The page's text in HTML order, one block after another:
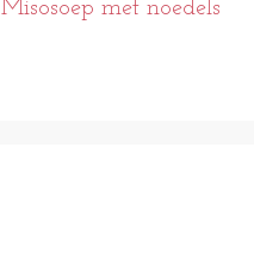
Misosoep met noedels